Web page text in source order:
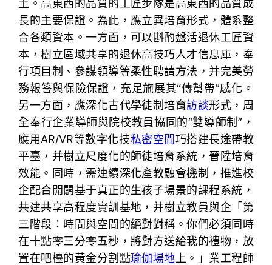
土。高東西的品質的工匠步隊是高東西的品質成
長的主要保證。為此，應立異培育形式，體系整
合各類資本。一方面，可以斟酌盤活退休工匠資
本，樹立區域共享的退休高技巧人才信息庫，奉
行項目制、參謀領導等柔性聘請方法，并完美勞
務報答與保險保證，充足施展其“傳幫帶”感化。
另一方面，應深化古代學徒制培育訪談形式，周
全奉行企業導師與院校教員協同的“雙導師制”，
應用AR/VR等數字化技私密空間巧搭建長途帶教
平臺，并樹立尺度化的師徒培育系統，晉陞培育
效能。同時，需連續深化產教融會機制，推進校
企配合開闢基于真正的生孩子場景的課程系統，
共建共享高程度實訓基地，并樹立教員與企「第
三階段：時間與空間的絕對對稱。你們必須同時
在十點零三分零五秒，將對方送給我的禮物，放
置在吧檯的黃金分割點瑜伽場地 上。」業工程師